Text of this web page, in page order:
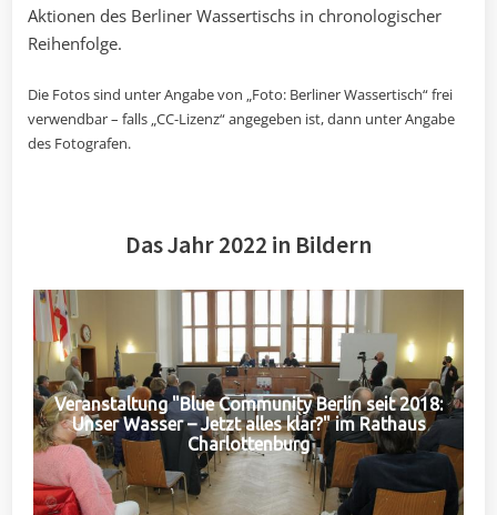
Aktionen des Berliner Wassertischs in chronologischer
Reihenfolge.
Die Fotos sind unter Angabe von „Foto: Berliner Wassertisch“ frei
verwendbar – falls „CC-Lizenz“ angegeben ist, dann unter Angabe
des Fotografen.
Das Jahr 2022 in Bildern
Veranstaltung "Blue Community Berlin seit 2018:
Unser Wasser – Jetzt alles klar?" im Rathaus
Charlottenburg